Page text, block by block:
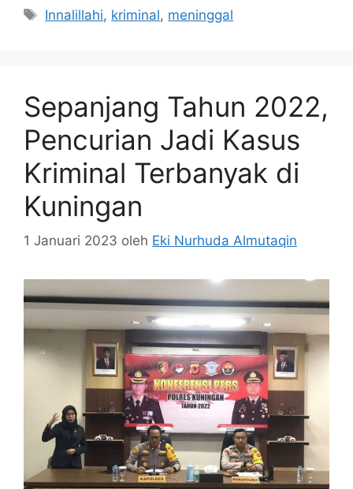
Tag
Innalillahi, kriminal, meninggal
Sepanjang Tahun 2022,
Pencurian Jadi Kasus
Kriminal Terbanyak di
Kuningan
1 Januari 2023 oleh Eki Nurhuda Almutaqin